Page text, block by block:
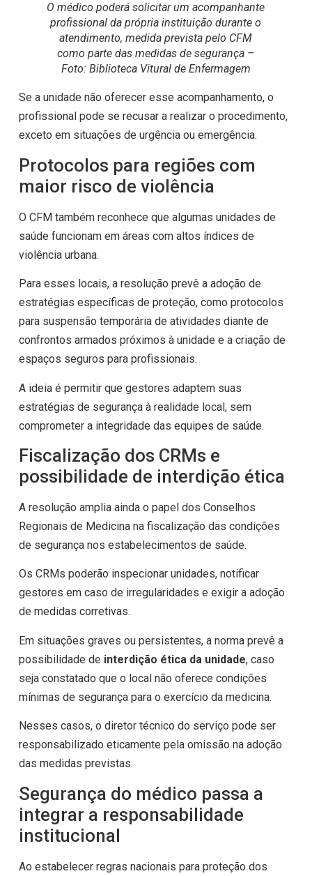
O médico poderá solicitar um acompanhante
profissional da própria instituição durante o
atendimento, medida prevista pelo CFM
como parte das medidas de segurança –
Foto: Biblioteca Vitural de Enfermagem
Se a unidade não oferecer esse acompanhamento, o
profissional pode se recusar a realizar o procedimento,
exceto em situações de urgência ou emergência.
Protocolos para regiões com
maior risco de violência
O CFM também reconhece que algumas unidades de
saúde funcionam em áreas com altos índices de
violência urbana.
Para esses locais, a resolução prevê a adoção de
estratégias específicas de proteção, como protocolos
para suspensão temporária de atividades diante de
confrontos armados próximos à unidade e a criação de
espaços seguros para profissionais.
A ideia é permitir que gestores adaptem suas
estratégias de segurança à realidade local, sem
comprometer a integridade das equipes de saúde.
Fiscalização dos CRMs e
possibilidade de interdição ética
A resolução amplia ainda o papel dos Conselhos
Regionais de Medicina na fiscalização das condições
de segurança nos estabelecimentos de saúde.
Os CRMs poderão inspecionar unidades, notificar
gestores em caso de irregularidades e exigir a adoção
de medidas corretivas.
Em situações graves ou persistentes, a norma prevê a
possibilidade de interdição ética da unidade, caso
seja constatado que o local não oferece condições
mínimas de segurança para o exercício da medicina.
Nesses casos, o diretor técnico do serviço pode ser
responsabilizado eticamente pela omissão na adoção
das medidas previstas.
Segurança do médico passa a
integrar a responsabilidade
institucional
Ao estabelecer regras nacionais para proteção dos